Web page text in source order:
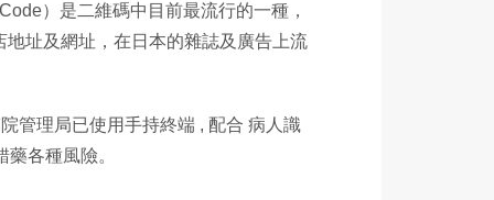
）是二維碼中目前最流行的一種，
址及網址，在日本的雜誌及廣告上流
管理局已使用手持終端 , 配合 病人識
各種風險。